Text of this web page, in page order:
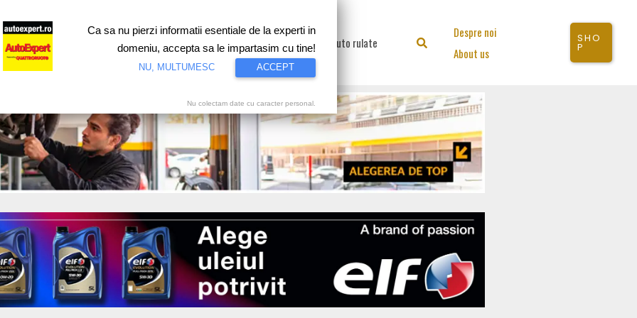
Test drive Motorsport Proiecte speciale Video Auto rulate Search
Despre noi
About us
SHO
P
Ca sa nu pierzi informatii esentiale de la experti in
domeniu, accepta sa le impartasim cu tine!
NU, MULTUMESC ACCEPT
Nu colectam date cu caracter personal.